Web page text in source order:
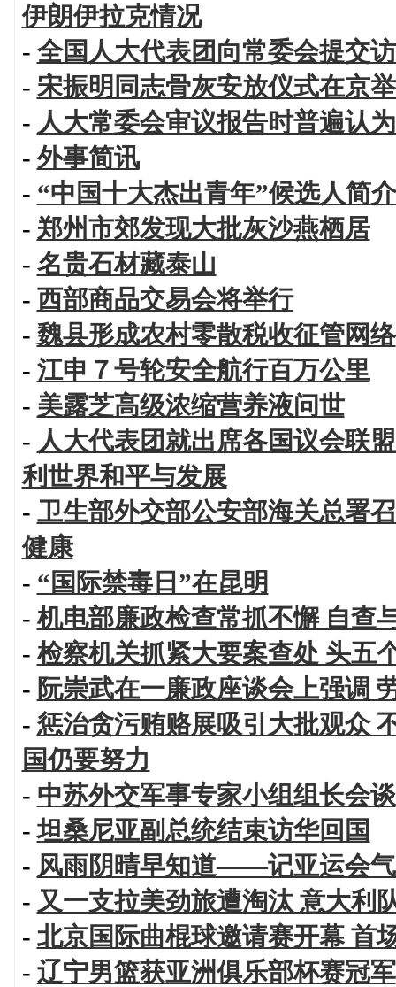
伊朗伊拉克情况
- 全国人大代表团向常委会提交
- 宋振明同志骨灰安放仪式在京
- 人大常委会审议报告时普遍认
- 外事简讯
- “中国十大杰出青年”候选人简介
- 郑州市郊发现大批灰沙燕栖居
- 名贵石材藏泰山
- 西部商品交易会将举行
- 魏县形成农村零散税收征管网络
- 江申７号轮安全航行百万公里
- 美露芝高级浓缩营养液问世
- 人大代表团就出席各国议会联
利世界和平与发展
- 卫生部外交部公安部海关总署
健康
- “国际禁毒日”在昆明
- 机电部廉政检查常抓不懈 自
- 检察机关抓紧大要案查处 头五
- 阮崇武在一廉政座谈会上强调
- 惩治贪污贿赂展吸引大批观众
国仍要努力
- 中苏外交军事专家小组组长会谈
-坦桑尼亚副总统结束访华回国
- 风雨阴晴早知道——记亚运会
- 又一支拉美劲旅遭淘汰 意大利
- 北京国际曲棍球邀请赛开幕 首
- 辽宁男篮获亚洲俱乐部杯赛冠军